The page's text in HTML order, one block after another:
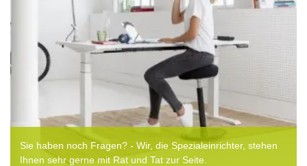
Sie haben noch Fragen? - Wir, die Spezialeinrichter, stehen
Ihnen sehr gerne mit Rat und Tat zur Seite.